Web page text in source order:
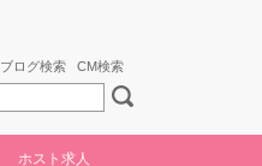
ブログ検索 CM検索
ホスト求人